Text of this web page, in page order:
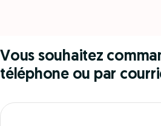
Vous souhaitez
téléphone ou par